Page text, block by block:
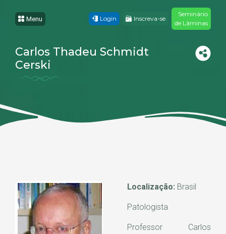
Carlos Thadeu Schmidt
Cerski
Menu Login Inscreva-se
Seminário
de Lâminas
Localização: Brasil
Patologista
Professor Carlos